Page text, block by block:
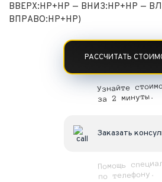
ВВЕРХ:НР+НР — ВНИЗ:НР+НР —
ВПРАВО:НР+НР)
РАССЧИТАТЬ
Узнайте
за 2 минуты.
Заказать
Помощь
по телефону.